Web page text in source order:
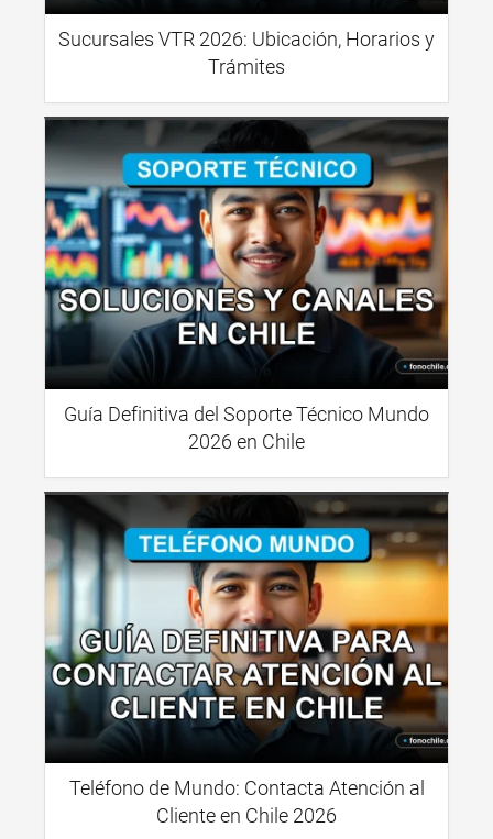
Sucursales VTR 2026: Ubicación, Horarios y
Trámites
Guía Definitiva del Soporte Técnico Mundo
2026 en Chile
Teléfono de Mundo: Contacta Atención al
Cliente en Chile 2026